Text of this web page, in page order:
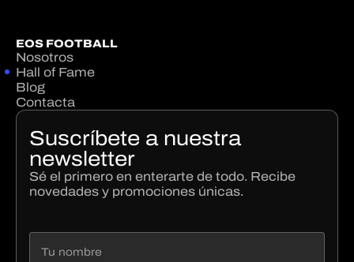
EOS FOOTBALL
Nosotros
Hall of Fame
Blog
Contacta
Suscríbete a nuestra
newsletter
Sé el primero en enterarte de todo. Recibe
novedades y promociones únicas.